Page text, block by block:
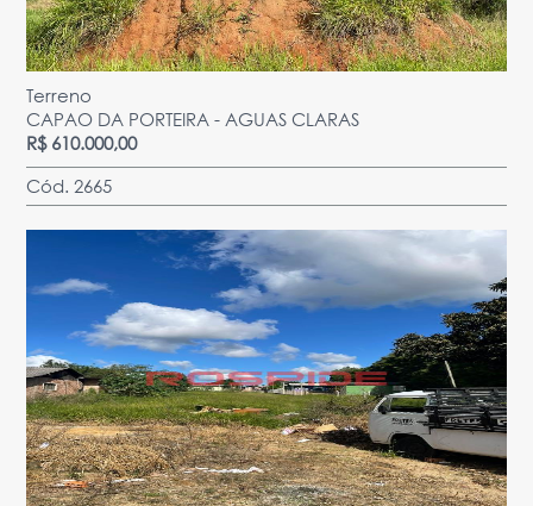
Terreno
CAPAO DA PORTEIRA - AGUAS CLARAS
R$ 610.000,00
Cód. 2665